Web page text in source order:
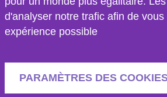
d'analyser notre trafic afin de
expérience possible
PARAMÈTRES DES
les conflits qui sévissent depuis des
d’eau à Rafah, au nord de la
d'eau au profit des hôpitaux.